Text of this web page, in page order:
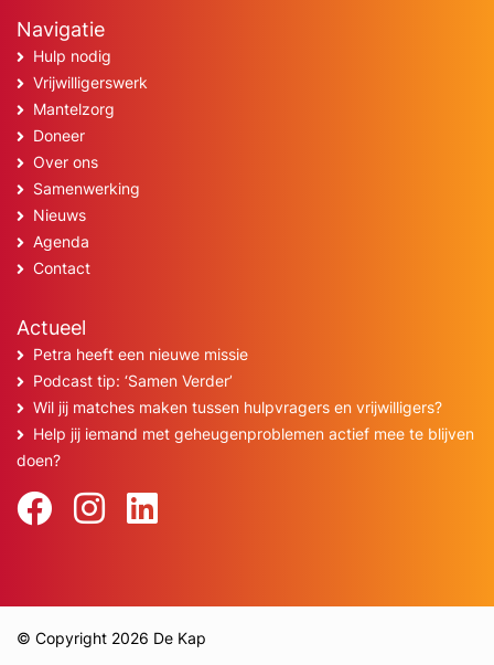
Navigatie
Hulp nodig
Vrijwilligerswerk
Mantelzorg
Doneer
Over ons
Samenwerking
Nieuws
Agenda
Contact
Actueel
Petra heeft een nieuwe missie
Podcast tip: ‘Samen Verder’
Wil jij matches maken tussen hulpvragers en vrijwilligers?
Help jij iemand met geheugenproblemen actief mee te blijven
doen?
© Copyright 2026 De Kap